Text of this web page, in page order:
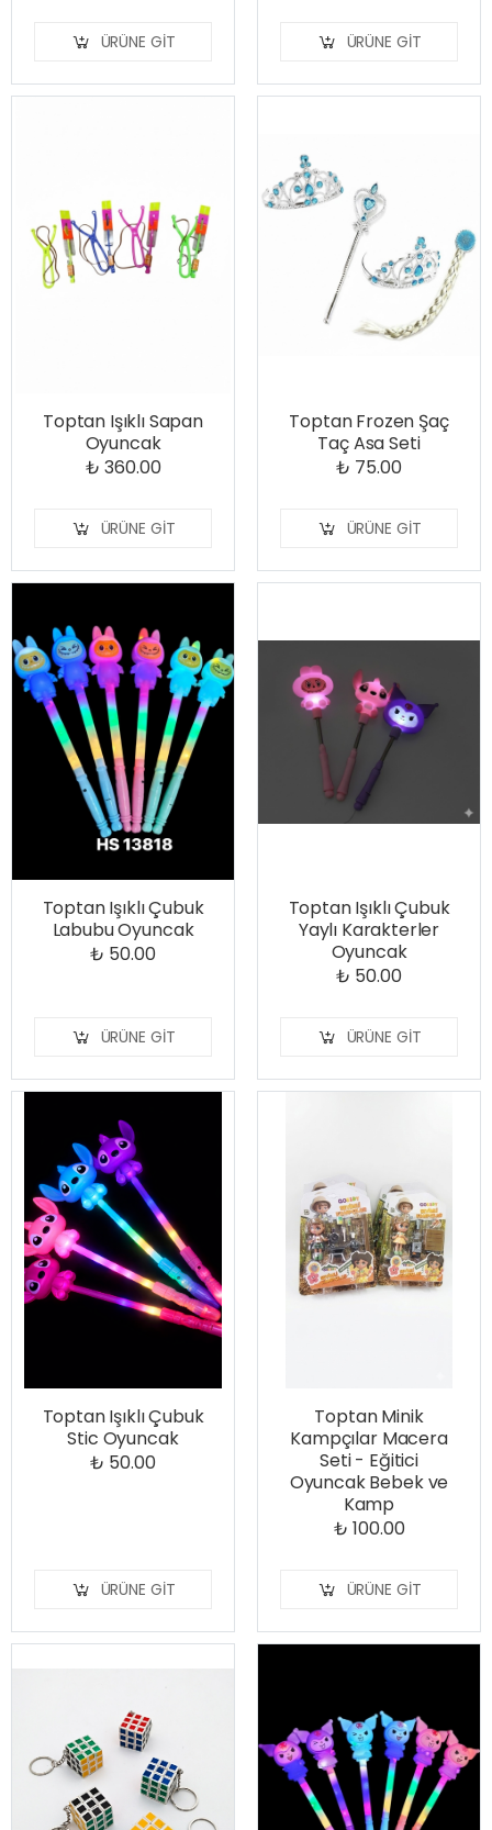
ÜRÜNE GIT ÜRÜNE GIT
Toptan Işıklı Sapan
Oyuncak
₺ 360.00
ÜRÜNE GIT
Toptan Frozen Şaç
Taç Asa Seti
₺ 75.00
ÜRÜNE GIT
Toptan Işıklı Çubuk
Labubu Oyuncak
₺ 50.00
ÜRÜNE GIT
Toptan Işıklı Çubuk
Yaylı Karakterler
Oyuncak
₺ 50.00
ÜRÜNE GIT
Toptan Işıklı Çubuk
Stic Oyuncak
₺ 50.00
ÜRÜNE GIT
Toptan Minik
Kampçılar Macera
Seti - Eğitici
Oyuncak Bebek ve
Kamp
₺ 100.00
ÜRÜNE GIT